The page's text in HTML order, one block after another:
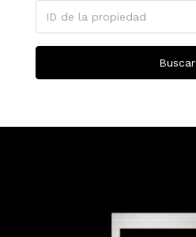
Buscar